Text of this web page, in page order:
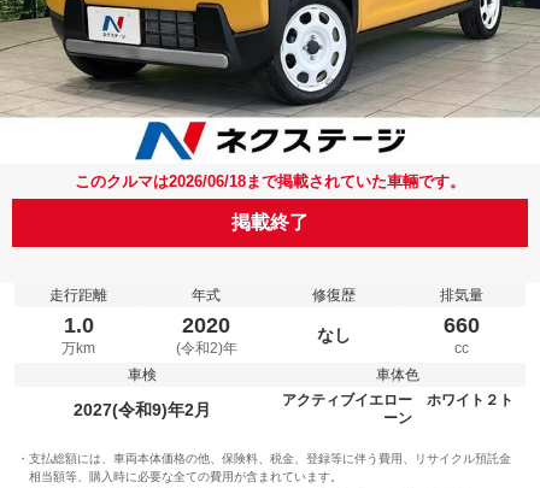
このクルマは2026/06/18まで掲載されていた車輛です。
掲載終了
走行距離
1.0
万km
年式
2020
(令和2)年
修復歴
なし
排気量
660
cc
車検
2027(令和9)年2月
車体色
アクティブイエロー ホワイト２ト
ーン
支払総額には、車両本体価格の他、保険料、税金、登録等に伴う費用、リサイクル預託金
相当額等、購入時に必要な全ての費用が含まれています。